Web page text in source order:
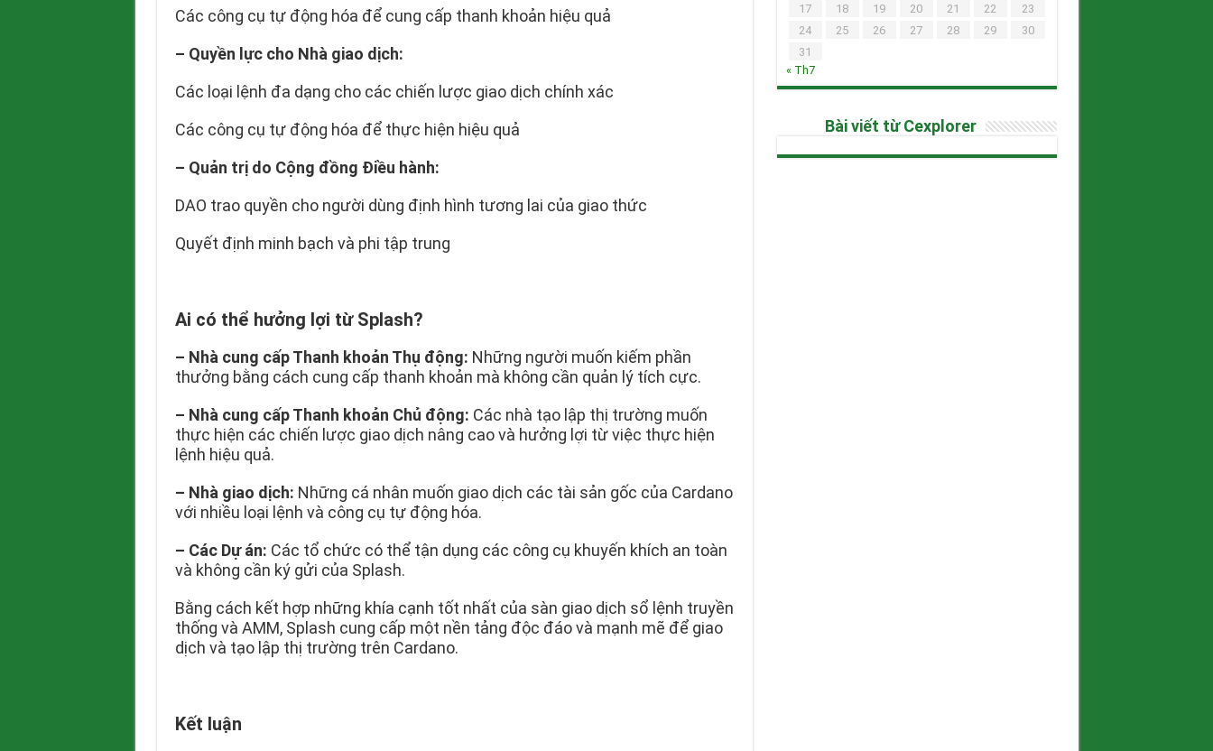
Các công cụ tự động hóa để cung cấp thanh khoản hiệu quả
– Quyền lực cho Nhà giao dịch:
Các loại lệnh đa dạng cho các chiến lược giao dịch chính xác
Các công cụ tự động hóa để thực hiện hiệu quả
– Quản trị do Cộng đồng Điều hành:
DAO trao quyền cho người dùng định hình tương lai của giao thức
Quyết định minh bạch và phi tập trung
Ai có thể hưởng lợi từ Splash?
– Nhà cung cấp Thanh khoản Thụ động: Những người muốn kiếm phần
thưởng bằng cách cung cấp thanh khoản mà không cần quản lý tích cực.
– Nhà cung cấp Thanh khoản Chủ động: Các nhà tạo lập thị trường muốn
thực hiện các chiến lược giao dịch nâng cao và hưởng lợi từ việc thực hiện
lệnh hiệu quả.
– Nhà giao dịch: Những cá nhân muốn giao dịch các tài sản gốc của Cardano
với nhiều loại lệnh và công cụ tự động hóa.
– Các Dự án: Các tổ chức có thể tận dụng các công cụ khuyến khích an toàn
và không cần ký gửi của Splash.
Bằng cách kết hợp những khía cạnh tốt nhất của sàn giao dịch sổ lệnh truyền
thống và AMM, Splash cung cấp một nền tảng độc đáo và mạnh mẽ để giao
dịch và tạo lập thị trường trên Cardano.
Kết luận
17
18 19 20 21 22
23
24
25 26 27 28 29
30
31
« Th7
Bài viết từ Cexplorer